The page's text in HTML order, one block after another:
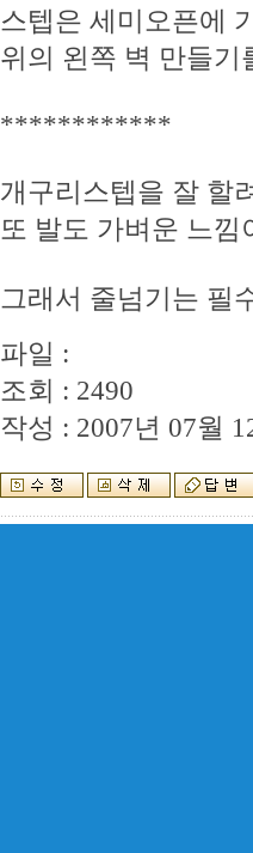
스텝은 세미오픈에
위의 왼쪽 벽 만들기
************
개구리스텝을 잘 할
또 발도 가벼운 느낌
그래서 줄넘기는 필
파일 :
조회 : 2490
작성 : 2007년 07월